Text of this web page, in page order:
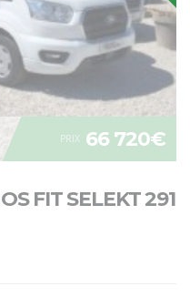
PRIX 66 720€
FIT SELEKT 291